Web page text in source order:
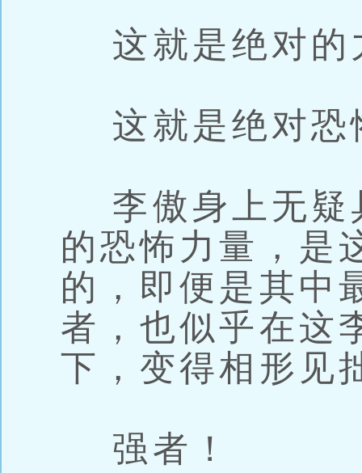
这就是绝对的
这就是绝对恐
李傲身上无疑
的恐怖力量，是
的，即便是其中
者，也似乎在这
下，变得相形见
强者！